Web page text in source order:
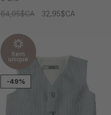
64,95$CA
32,95$CA
Item
unique
-49%